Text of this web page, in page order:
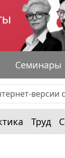
Семинары
Труд